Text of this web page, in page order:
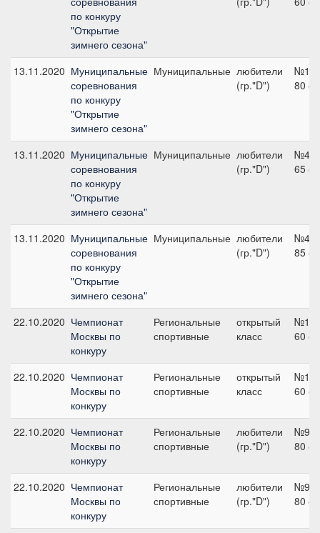
по конкуру
"Открытие
зимнего сезона"
13.11.2020 Муниципальные
соревнования
по конкуру
"Открытие
зимнего сезона"
Муниципальные любители
(гр."D")
№1,
80 см
13.11.2020 Муниципальные
соревнования
по конкуру
"Открытие
зимнего сезона"
Муниципальные любители
(гр."D")
№4,
65 см
13.11.2020 Муниципальные
соревнования
по конкуру
"Открытие
зимнего сезона"
Муниципальные любители
(гр."D")
№4,
85 см
22.10.2020 Чемпионат
Москвы по
конкуру
Региональные
спортивные
открытый
класс
№1,
60 см
22.10.2020 Чемпионат
Москвы по
конкуру
Региональные
спортивные
открытый
класс
№1,
60 см
22.10.2020 Чемпионат
Москвы по
конкуру
Региональные
спортивные
любители
(гр."D")
№9,
80 см
22.10.2020 Чемпионат
Москвы по
конкуру
Региональные
спортивные
любители
(гр."D")
№9,
80 см